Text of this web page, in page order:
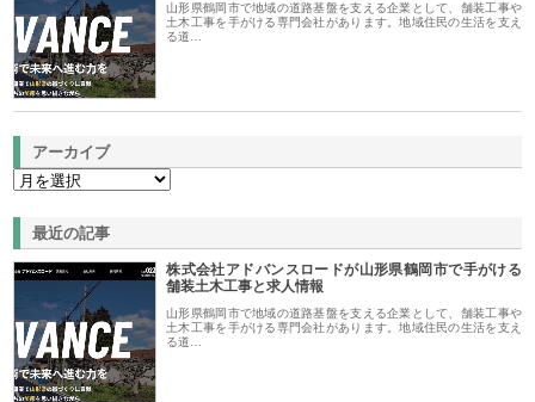
山形県鶴岡市で地域の道路基盤を支える企業として、舗装工事や
土木工事を手がける専門会社があります。地域住民の生活を支え
る道…
アーカイブ
最近の記事
株式会社アドバンスロードが山形県鶴岡市で手がける
舗装土木工事と求人情報
山形県鶴岡市で地域の道路基盤を支える企業として、舗装工事や
土木工事を手がける専門会社があります。地域住民の生活を支え
る道…